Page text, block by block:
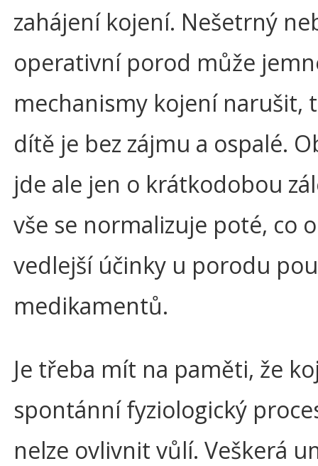
zahájení kojení. Nešetrný
operativní porod může
mechanismy kojení narušit,
dítě je bez zájmu a ospalé.
jde ale jen o krátkodobou
vše se normalizuje poté, co
vedlejší účinky u porodu
medikamentů.
Je třeba mít na paměti, že
spontánní fyziologický
nelze ovlivnit vůlí. Veškerá